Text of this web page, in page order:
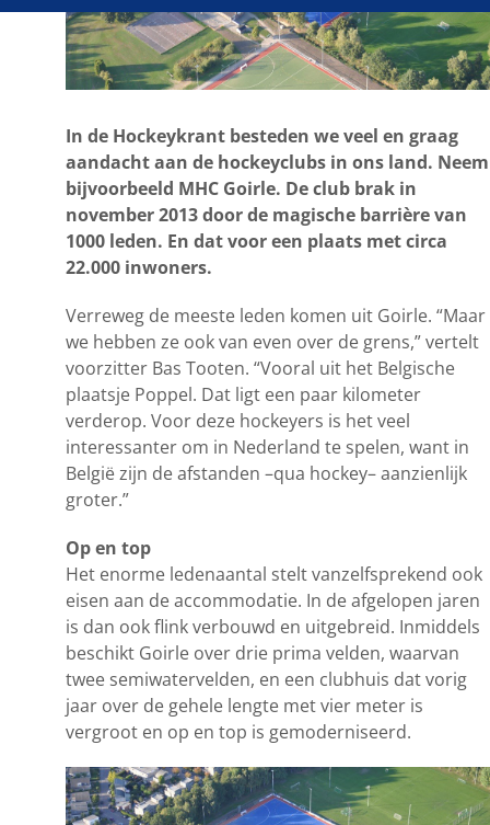
In de Hockeykrant besteden we veel en graag
aandacht aan de hockeyclubs in ons land. Neem
bijvoorbeeld MHC Goirle. De club brak in
november 2013 door de magische barrière van
1000 leden. En dat voor een plaats met circa
22.000 inwoners.
Verreweg de meeste leden komen uit Goirle. “Maar
we hebben ze ook van even over de grens,” vertelt
voorzitter Bas Tooten. “Vooral uit het Belgische
plaatsje Poppel. Dat ligt een paar kilometer
verderop. Voor deze hockeyers is het veel
interessanter om in Nederland te spelen, want in
België zijn de afstanden –qua hockey– aanzienlijk
groter.”
Op en top
Het enorme ledenaantal stelt vanzelfsprekend ook
eisen aan de accommodatie. In de afgelopen jaren
is dan ook flink verbouwd en uitgebreid. Inmiddels
beschikt Goirle over drie prima velden, waarvan
twee semiwatervelden, en een clubhuis dat vorig
jaar over de gehele lengte met vier meter is
vergroot en op en top is gemoderniseerd.